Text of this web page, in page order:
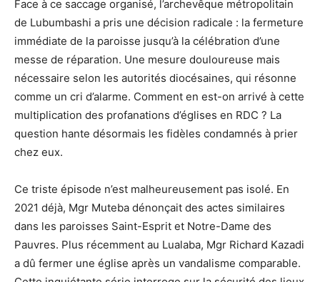
Face à ce saccage organisé, l’archevêque métropolitain
de Lubumbashi a pris une décision radicale : la fermeture
immédiate de la paroisse jusqu’à la célébration d’une
messe de réparation. Une mesure douloureuse mais
nécessaire selon les autorités diocésaines, qui résonne
comme un cri d’alarme. Comment en est-on arrivé à cette
multiplication des profanations d’églises en RDC ? La
question hante désormais les fidèles condamnés à prier
chez eux.
Ce triste épisode n’est malheureusement pas isolé. En
2021 déjà, Mgr Muteba dénonçait des actes similaires
dans les paroisses Saint-Esprit et Notre-Dame des
Pauvres. Plus récemment au Lualaba, Mgr Richard Kazadi
a dû fermer une église après un vandalisme comparable.